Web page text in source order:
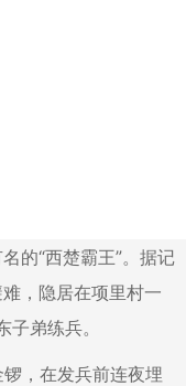
的“西楚霸王”。据记
，隐居在项里村一
弟练兵。
，在发兵前连夜埋